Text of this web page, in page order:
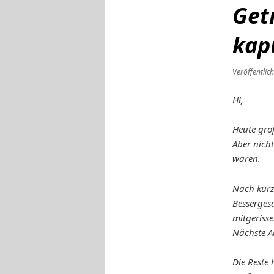
Hi,
Heute
Aber
waren.
Nach
Nächste
Die